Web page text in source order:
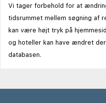
Vi tager forbehold for at
tidsrummet mellem søgning af
kan være højt tryk på
og hoteller kan have ændret
databasen.